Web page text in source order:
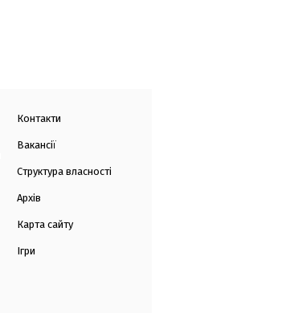
Контакти
Вакансії
Структура власності
Архів
Карта сайту
Ігри